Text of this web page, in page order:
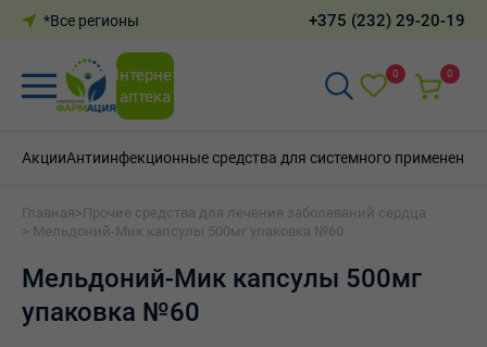
*Все регионы +375 (232) 29-20-19
Интернет-
аптека
0 0
АкцииАнтиинфекционные средства для системного применения
Главная >Прочие средства для лечения заболеваний сердца
> Мельдоний-Мик капсулы 500мг упаковка №60
Мельдоний-Мик капсулы 500мг
упаковка №60